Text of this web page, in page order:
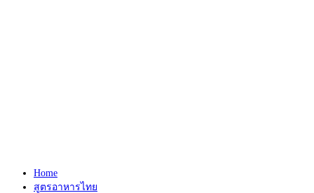
Home
สูตรอาหารไทย